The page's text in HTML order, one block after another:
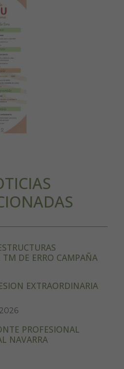
DE ERRO CAMPAÑA
EXTRAORDINARIA
PROFESIONAL
NAVARRA